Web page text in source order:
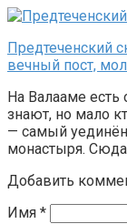
Предтеченский
вечный пост,
На Валааме есть
знают, но мало
— самый
монастыря.
Добавить
Имя *